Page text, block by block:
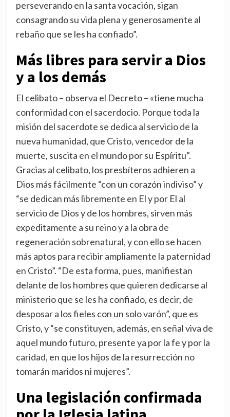
perseverando en la santa vocación, sigan
consagrando su vida plena y generosamente al
rebaño que se les ha confiado”.
Más libres para servir a Dios
y a los demás
El celibato – observa el Decreto – «tiene mucha
conformidad con el sacerdocio. Porque toda la
misión del sacerdote se dedica al servicio de la
nueva humanidad, que Cristo, vencedor de la
muerte, suscita en el mundo por su Espíritu”.
Gracias al celibato, los presbíteros adhieren a
Dios más fácilmente “con un corazón indiviso” y
“se dedican más libremente en El y por El al
servicio de Dios y de los hombres, sirven más
expeditamente a su reino y a la obra de
regeneración sobrenatural, y con ello se hacen
más aptos para recibir ampliamente la paternidad
en Cristo”. “De esta forma, pues, manifiestan
delante de los hombres que quieren dedicarse al
ministerio que se les ha confiado, es decir, de
desposar a los fieles con un solo varón”, que es
Cristo, y “se constituyen, además, en señal viva de
aquel mundo futuro, presente ya por la fe y por la
caridad, en que los hijos de la resurrección no
tomarán maridos ni mujeres”.
Una legislación confirmada